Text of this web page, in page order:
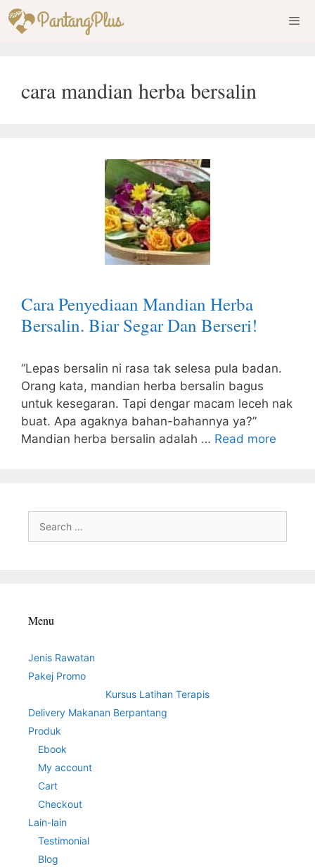
Skip
to
cara mandian herba bersalin
Cara Penyediaan Mandian Herba
Bersalin. Biar Segar Dan Berseri!
“Lepas bersalin ni rasa tak selesa pula badan.
Orang kata, mandian herba bersalin bagus
untuk kesegaran. Tapi dengar macam leceh nak
buat. Apa agaknya bahan-bahannya ya?”
Mandian herba bersalin adalah … Read more
for:
Menu
Jenis Rawatan
Pakej Promo
Kursus Latihan Terapis
Delivery Makanan Berpantang
Produk
Ebook
My account
Cart
Checkout
Lain-lain
Testimonial
Blog